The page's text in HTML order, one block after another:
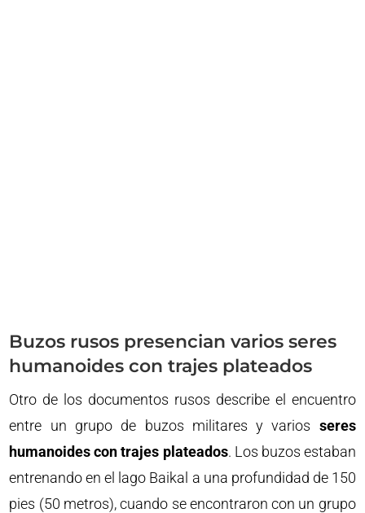
Buzos rusos presencian varios seres
humanoides con trajes plateados
Otro de los documentos rusos describe el encuentro
entre un grupo de buzos militares y varios seres
humanoides con trajes plateados. Los buzos estaban
entrenando en el lago Baikal a una profundidad de 150
pies (50 metros), cuando se encontraron con un grupo